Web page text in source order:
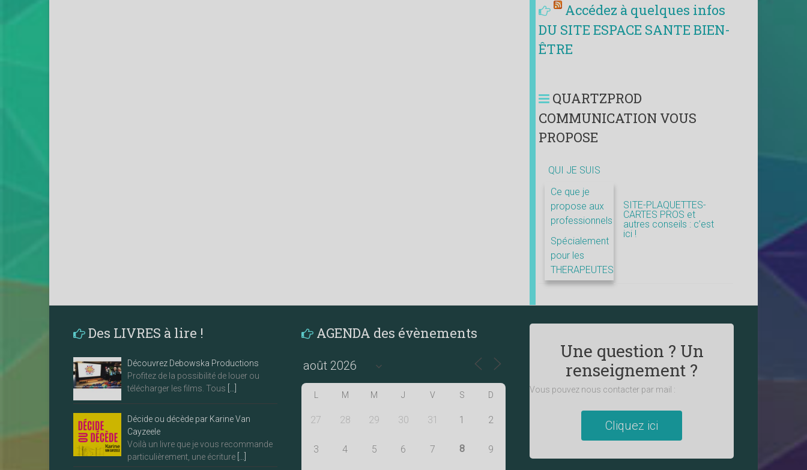
Accédez à quelques infos
DU SITE ESPACE SANTE BIEN-
ÊTRE
QUARTZPROD
COMMUNICATION VOUS
PROPOSE
QUI JE SUIS
Ce que je
propose aux
professionnels
Spécialement
pour les
THERAPEUTES
SITE-PLAQUETTES-
CARTES PROS et
autres conseils : c’est
ici !
Des LIVRES à lire !
Découvrez Debowska Productions
Profitez de la possibilité de louer ou
télécharger les films. Tous
Décide ou décède par Karine Van
Cayzeele
Voilà un livre que je vous recommande
particulièrement, une écriture
AGENDA des évènements
M M J V S D
27 28 29 30 31 1 2
3 4 5 6 7 8 9
Une question ? Un
renseignement ?
Vous pouvez nous contacter par mail :
Cliquez ici